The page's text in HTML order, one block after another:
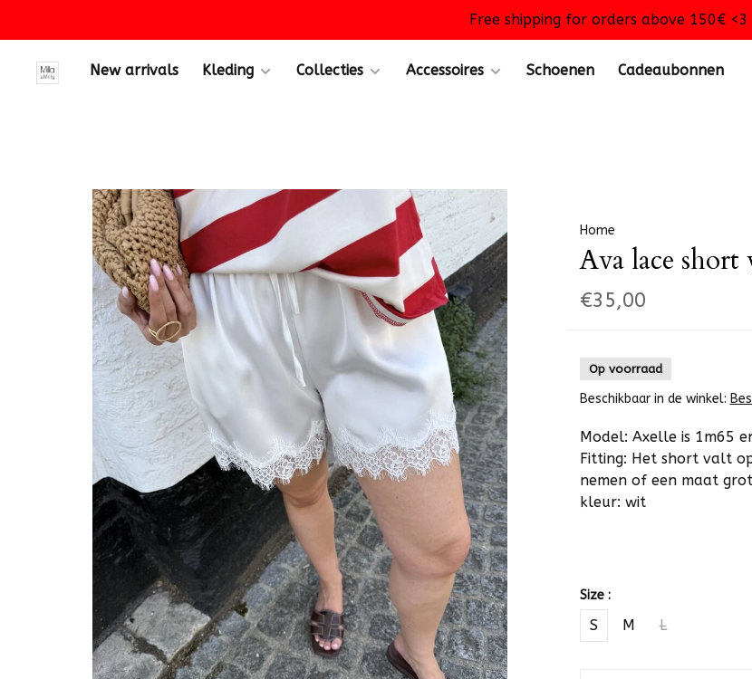
Free shipping for orders above 150€ <3
New arrivals Kleding Collecties Accessoires Schoenen Cadeaubonnen
Home
Ava lace
€35,00
Op voorraad
Beschikbaar in de winkel:
Model: Axelle is 1m65
Fitting: Het short valt
nemen of een maat
kleur: wit
Size :
S M L